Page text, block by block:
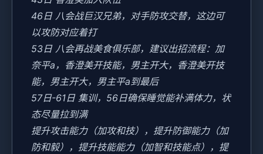
46日 八会战巨汉兄弟，对手防攻交替，这边可
以攻防对应着打
53日 八会再战美食俱乐部，建议出招流程：加
奈平a，香澄美开技能，男主开大，香澄美开技
能，男主开大，男主平a到最后
57日-61日 集训，56日确保睡觉能补满体力，状
态尽量拉到满
提升攻击能力（加攻和技），提升防御能力（加
防和毅），提升技能能力（加智和技能点），提